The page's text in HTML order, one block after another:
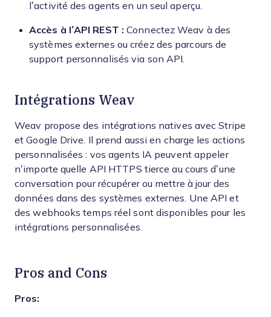
l’activité des agents en un seul aperçu.
Accès à l’API REST : Connectez Weav à des
systèmes externes ou créez des parcours de
support personnalisés via son API.
Intégrations Weav
Weav propose des intégrations natives avec Stripe
et Google Drive. Il prend aussi en charge les actions
personnalisées : vos agents IA peuvent appeler
n’importe quelle API HTTPS tierce au cours d’une
conversation pour récupérer ou mettre à jour des
données dans des systèmes externes. Une API et
des webhooks temps réel sont disponibles pour les
intégrations personnalisées.
Pros and Cons
Pros: